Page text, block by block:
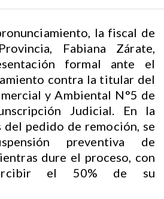
la fiscal de
Fabiana Zárate,
formal ante el
contra la titular del
y Ambiental N°5 de
Judicial. En la
del pedido de remoción, se
preventiva de
dure el proceso, con
el 50% de su